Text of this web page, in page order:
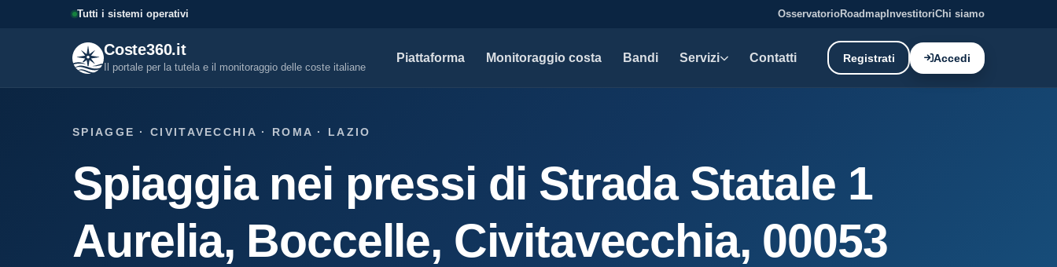
Tutti i sistemi operativi OsservatorioRoadmap InvestitoriChi siamo
Coste360.it
Il portale per la tutela e il monitoraggio delle coste italiane
Piattaforma Monitoraggio costa Bandi Servizi
Visure, fascicoli, verifica concessioni e
altro.
Visura concessione demaniale
marittima
Un documento sintetico della concessione
demaniale marittima
Soluzioni per studi tecnici, legali e PA.
Modello D1
concessione.
Studi geologici costieri
Atti, soggetti e canoni del demanio
marittimo.
Stabilimenti, chioschi e spiagge attrezzate.
Spiagge
Contatti Registrati Accedi
SPIAGGE · CIVITAVECCHIA · ROMA · LAZIO
Spiaggia nei pressi di Strada Statale 1
Aurelia, Boccelle, Civitavecchia, 00053